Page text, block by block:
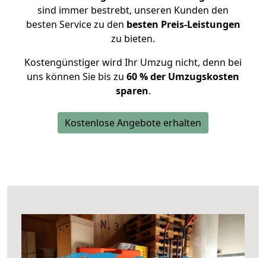
sind immer bestrebt, unseren Kunden den
besten Service zu den besten Preis-Leistungen
zu bieten.
Kostengünstiger wird Ihr Umzug nicht, denn bei
uns können Sie bis zu 60 % der Umzugskosten
sparen.
Kostenlose Angebote erhalten